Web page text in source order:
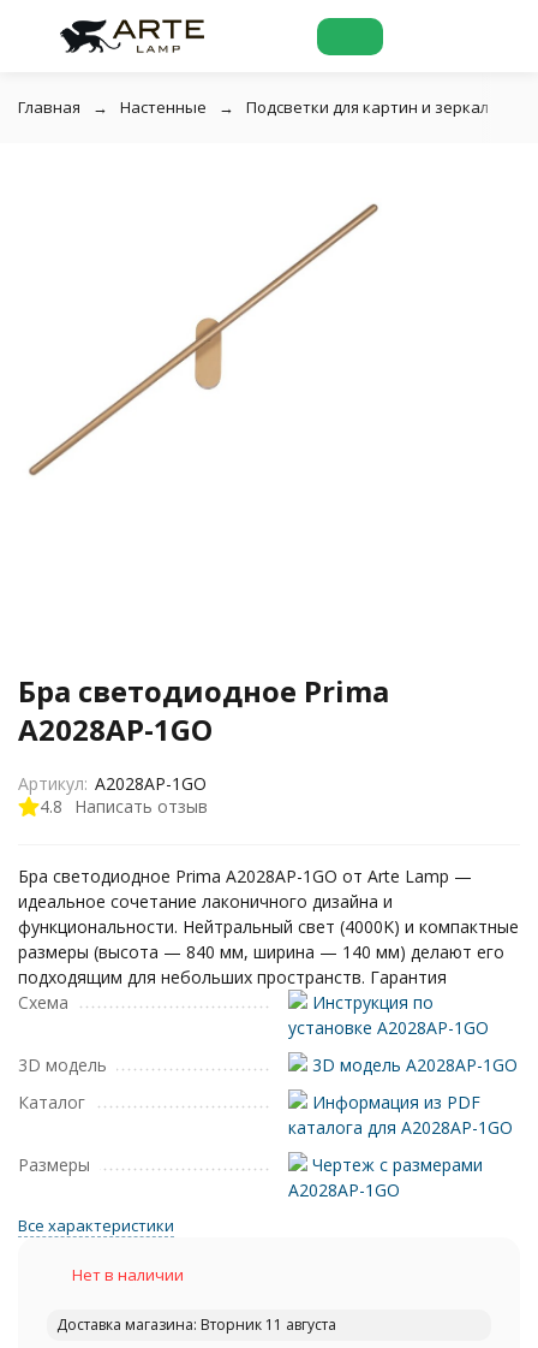
Главная Настенные Подсветки для картин и зеркал
Бра светодиодное Prima
A2028AP-1GO
4.8 Написать отзыв
Артикул: A2028AP-1GO
Бра светодиодное Prima A2028AP-1GO от Arte Lamp —
идеальное сочетание лаконичного дизайна и
функциональности. Нейтральный свет (4000K) и компактные
размеры (высота — 840 мм, ширина — 140 мм) делают его
подходящим для небольших пространств. Гарантия
Схема
Инструкция по
установке A2028AP-1GO
3D модель
3D модель A2028AP-1GO
Каталог
Информация из PDF
каталога для A2028AP-1GO
Размеры
Чертеж с размерами
A2028AP-1GO
Все характеристики
Нет в наличии
Доставка магазина: Вторник 11 августа